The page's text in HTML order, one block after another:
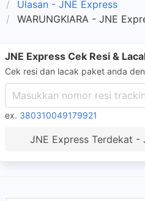
Ulasan - JNE Express
WARUNGKIARA - JNE
JNE Express Cek Resi &
Cek resi dan lacak paket anda
ex. 380310049179921
JNE Express Terdekat -